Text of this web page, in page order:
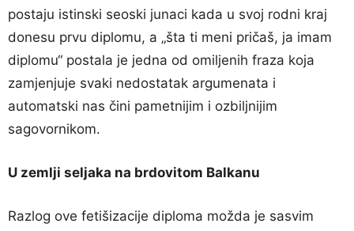
postaju istinski seoski junaci kada u svoj rodni kraj
donesu prvu diplomu, a „šta ti meni pričaš, ja imam
diplomu“ postala je jedna od omiljenih fraza koja
zamjenjuje svaki nedostatak argumenata i
automatski nas čini pametnijim i ozbiljnijim
sagovornikom.
U zemlji seljaka na brdovitom Balkanu
Razlog ove fetišizacije diploma možda je sasvim